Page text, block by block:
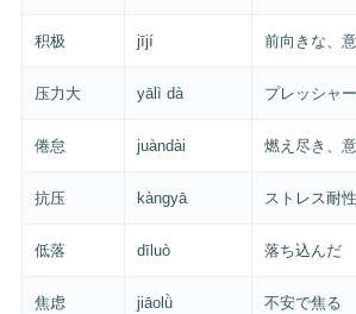
积极 jījí 前向きな、
压力大 yālì dà プレッシャ
倦怠 juàndài 燃え尽き、
抗压 kàngyā ストレス耐
低落 dīluò 落ち込んだ
焦虑 jiāolǜ 不安で焦る